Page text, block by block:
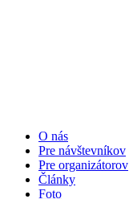
O nás
Pre návštevníkov
Pre organizátorov
Články
Foto